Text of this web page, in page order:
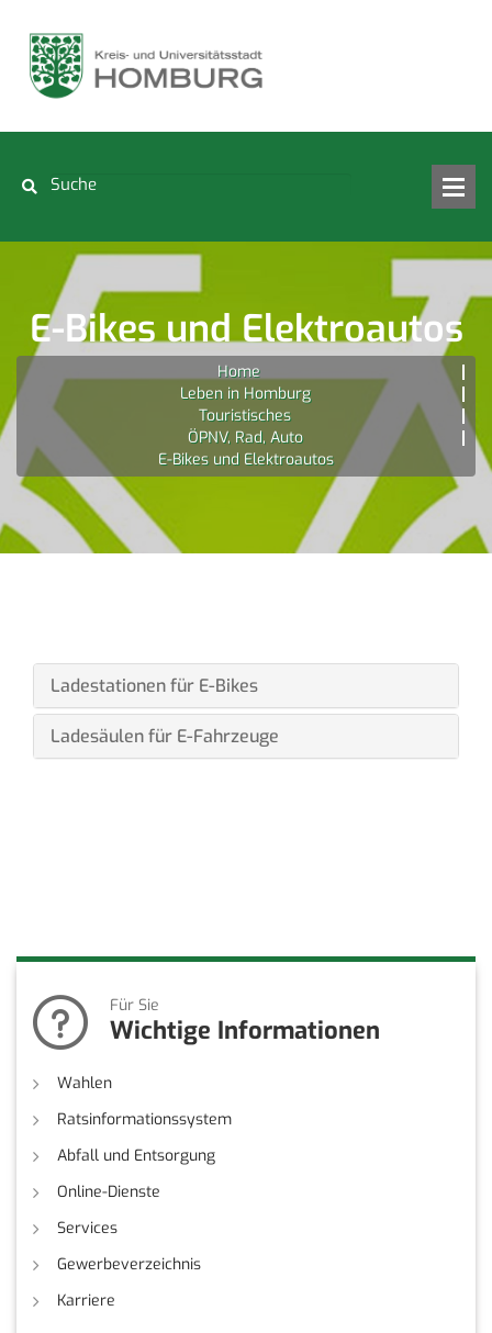
E-Bikes und Elektroautos
Home
Leben in Homburg
Touristisches
ÖPNV, Rad, Auto
E-Bikes und Elektroautos
Ladestationen für E-Bikes
Ladesäulen für E-Fahrzeuge
Für Sie
Wichtige Informationen
Wahlen
Ratsinformationssystem
Abfall und Entsorgung
Online-Dienste
Services
Gewerbeverzeichnis
Karriere